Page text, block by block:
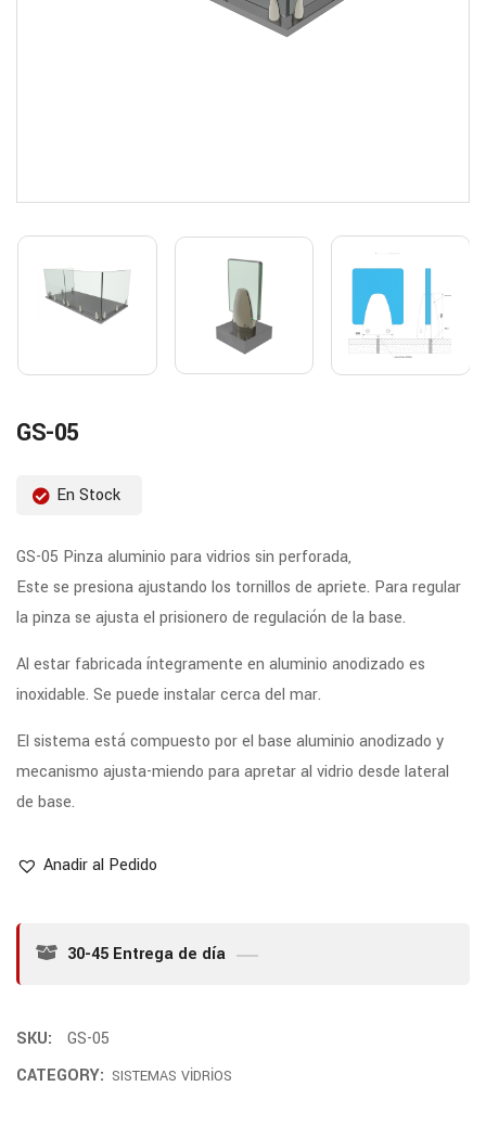
GS-05
En Stock
GS-05 Pinza aluminio para vidrios sin perforada,
Este se presiona ajustando los tornillos de apriete. Para regular
la pinza se ajusta el prisionero de regulación de la base.
Al estar fabricada íntegramente en aluminio anodizado es
inoxidable. Se puede instalar cerca del mar.
El sistema está compuesto por el base aluminio anodizado y
mecanismo ajusta-miendo para apretar al vidrio desde lateral
de base.
Anadir al Pedido
30-45 Entrega de día
SKU:
GS-05
CATEGORY: SISTEMAS VİDRİOS